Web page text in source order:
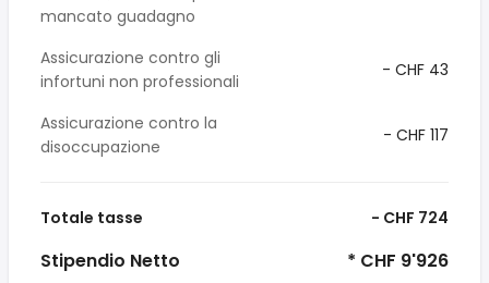
mancato guadagno
Assicurazione contro gli
infortuni non professionali
- CHF 43
Assicurazione contro la
disoccupazione
- CHF 117
Totale tasse - CHF 724
Stipendio Netto * CHF 9'926